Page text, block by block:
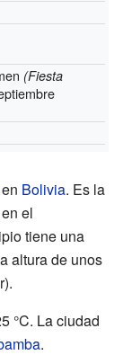
(Fiesta
en Bolivia. Es la
el
tiene una
altura de unos
°C. La ciudad
.